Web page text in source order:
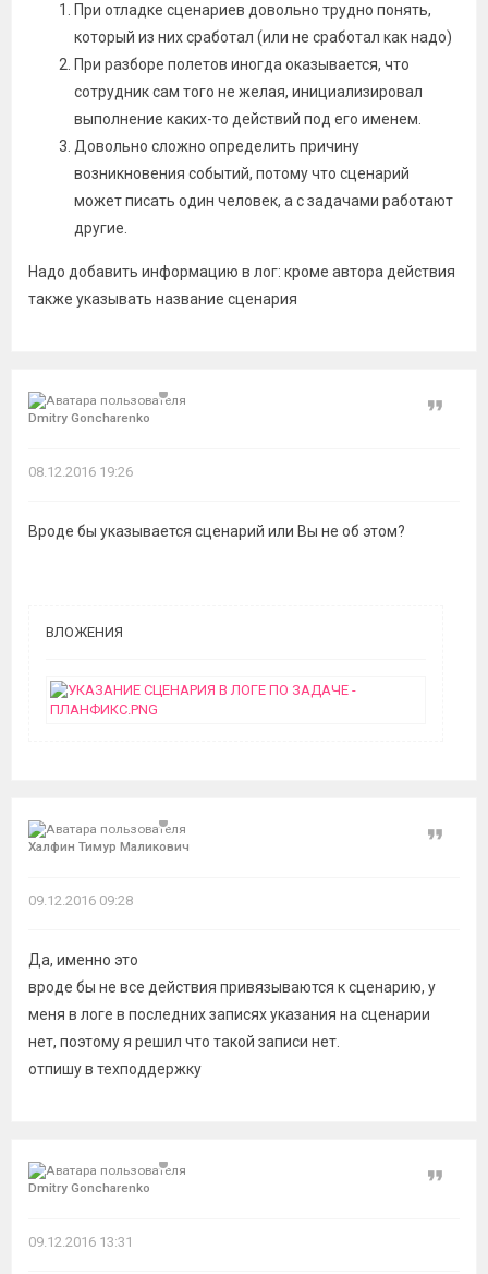
При отладке сценариев довольно трудно понять,
который из них сработал (или не сработал как надо)
При разборе полетов иногда оказывается, что
сотрудник сам того не желая, инициализировал
выполнение каких-то действий под его именем.
Довольно сложно определить причину
возникновения событий, потому что сценарий
может писать один человек, а с задачами работают
другие.
Надо добавить информацию в лог: кроме автора действия
также указывать название сценария
Dmitry Goncharenko
Цитата
08.12.2016 19:26
Вроде бы указывается сценарий или Вы не об этом?
ВЛОЖЕНИЯ
Халфин Тимур Маликович
Цитата
09.12.2016 09:28
Да, именно это
вроде бы не все действия привязываются к сценарию, у
меня в логе в последних записях указания на сценарии
нет, поэтому я решил что такой записи нет.
отпишу в техподдержку
Dmitry Goncharenko
Цитата
09.12.2016 13:31